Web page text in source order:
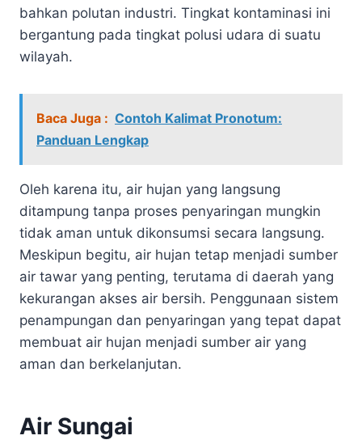
bahkan polutan industri. Tingkat kontaminasi ini
bergantung pada tingkat polusi udara di suatu
wilayah.
Baca Juga : Contoh Kalimat Pronotum:
Panduan Lengkap
Oleh karena itu, air hujan yang langsung
ditampung tanpa proses penyaringan mungkin
tidak aman untuk dikonsumsi secara langsung.
Meskipun begitu, air hujan tetap menjadi sumber
air tawar yang penting, terutama di daerah yang
kekurangan akses air bersih. Penggunaan sistem
penampungan dan penyaringan yang tepat dapat
membuat air hujan menjadi sumber air yang
aman dan berkelanjutan.
Air Sungai